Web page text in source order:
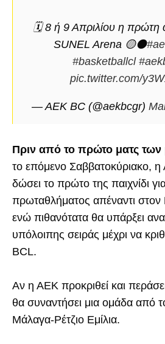
🗓️ 8 ή 9 Απριλίου η πρώτη
SUNEL Arena 🟡⚫️
#basketballcl
pic.twitter.com/
— AEK BC (@aekbcgr)
Πριν από το πρώτο ματς
το επόμενο Σαββατοκύριακο, η
δώσει το πρώτο της παιχνίδι
πρωταθλήματος απέναντι
ενώ πιθανότατα θα υπάρξει
υπόλοιπης σειράς μέχρι να
BCL.
Αν η ΑΕΚ προκριθεί και
θα συναντήσει μια ομάδα από
Μάλαγα-Ρέτζιο Εμίλια.